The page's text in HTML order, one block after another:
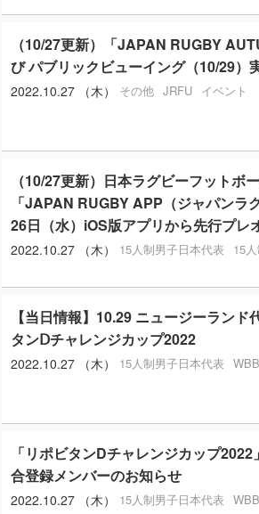
（10/27更新）「JAPAN RUGBY
び パブリックビューイング（10/29）
2022.10.27 （木） その他 JRFU イベント
（10/27更新）日本ラグビーフットボ
「JAPAN RUGBY APP（ジャパンラ
26日（水）iOS版アプリから先行プレ
2022.10.27 （木） 15人制男子日本代表 15
【当日情報】10.29 ニュージーラン
タンⅮチャレンジカップ2022
2022.10.27 （木） 15人制男子日本代表 WBB
「リポビタンDチャレンジカップ
合登録メンバーのお知らせ
2022.10.27 （木） 15人制男子日本代表 WBB